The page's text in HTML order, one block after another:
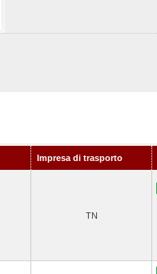
Impresa di trasporto
TN